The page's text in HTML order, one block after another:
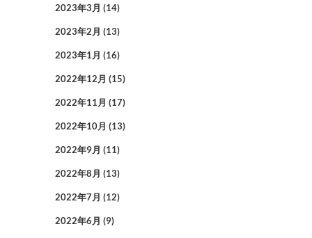
2023年3月 (14)
2023年2月 (13)
2023年1月 (16)
2022年12月 (15)
2022年11月 (17)
2022年10月 (13)
2022年9月 (11)
2022年8月 (13)
2022年7月 (12)
2022年6月 (9)